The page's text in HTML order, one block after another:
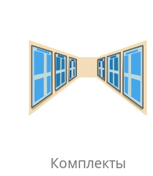
Комплекты